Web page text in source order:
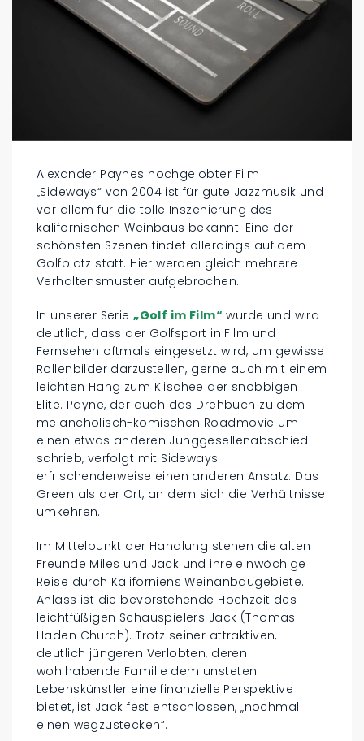
Alexander Paynes hochgelobter Film
„Sideways“ von 2004 ist für gute Jazzmusik und
vor allem für die tolle Inszenierung des
kalifornischen Weinbaus bekannt. Eine der
schönsten Szenen findet allerdings auf dem
Golfplatz statt. Hier werden gleich mehrere
Verhaltensmuster aufgebrochen.
In unserer Serie„Golf im Film“ wurde und wird
deutlich, dass der Golfsport in Film und
Fernsehen oftmals eingesetzt wird, um gewisse
Rollenbilder darzustellen, gerne auch mit einem
leichten Hang zum Klischee der snobbigen
Elite. Payne, der auch das Drehbuch zu dem
melancholisch-komischen Roadmovie um
einen etwas anderen Junggesellenabschied
schrieb, verfolgt mit Sideways
erfrischenderweise einen anderen Ansatz: Das
Green als der Ort, an dem sich die Verhältnisse
umkehren.
Im Mittelpunkt der Handlung stehen die alten
Freunde Miles und Jack und ihre einwöchige
Reise durch Kaliforniens Weinanbaugebiete.
Anlass ist die bevorstehende Hochzeit des
leichtfüßigen Schauspielers Jack (Thomas
Haden Church). Trotz seiner attraktiven,
deutlich jüngeren Verlobten, deren
wohlhabende Familie dem unsteten
Lebenskünstler eine finanzielle Perspektive
bietet, ist Jack fest entschlossen, „nochmal
einen wegzustecken“.